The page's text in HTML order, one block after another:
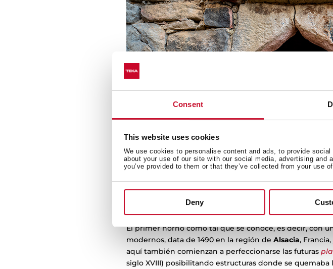
Consent
This website uses cookies
We use cookies to personalise content and ads, to provide
about your use of our site with our social media, advertising
you’ve provided to them or that they’ve collected from your use
Deny
Hacia el horno moderno
El primer horno como tal que se conoce, es decir, con
modernos, data de 1490 en la región deAlsacia,
aquí también comienzan a perfeccionarse las futuras
siglo XVIII) posibilitando estructuras donde se